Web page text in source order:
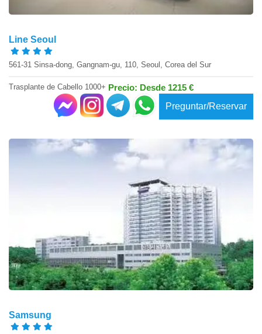
Line Seoul
561-31 Sinsa-dong, Gangnam-gu, 110, Seoul, Corea del Sur
Trasplante de Cabello 1000+ Precio: Desde 1215 €
Preguntar/Reservar
Samsung